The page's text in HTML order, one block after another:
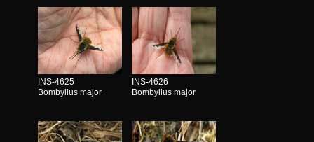
INS-4625
Bombylius major
INS-4626
Bombylius major